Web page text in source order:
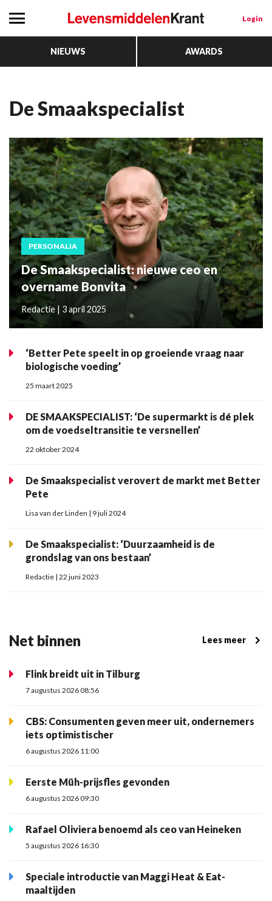
Login
NIEUWS AWARDS
de Smaakspecialist
PERSONALIA
De Smaakspecialist: nieuwe ceo en
overname Bonvita
Redactie | 3 april 2025
‘Better Pete speelt in op groeiende vraag naar
biologische voeding’
25 maart 2025
DE SMAAKSPECIALIST: ‘De supermarkt is dé plek
om de voedseltransitie te versnellen’
22 oktober 2024
De Smaakspecialist verovert de markt met Better
Pete
Lisa van der Linden | 9 juli 2024
De Smaakspecialist: ‘Duurzaamheid is de
grondslag van ons bestaan’
Redactie | 22 juni 2023
Net binnen Lees meer
Flink breidt uit in Tilburg
7 augustus 2026 08:56
CBS: Consumenten geven meer uit, ondernemers
iets optimistischer
6 augustus 2026 11:00
Eerste Müh-prijsfles gevonden
6 augustus 2026 09:30
Rafael Oliviera benoemd als ceo van Heineken
5 augustus 2026 16:30
Speciale introductie van Maggi Heat & Eat-
maaltijden